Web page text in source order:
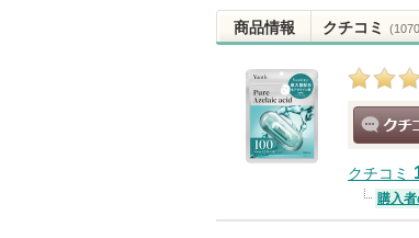
のお知らせ
があります
商品情報 クチコミ
クチコミ
購入